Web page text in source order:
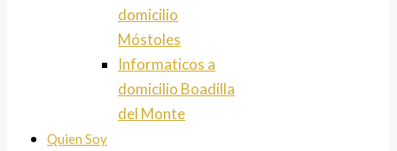
domicilio
Móstoles
Informaticos a
domicilio Boadilla
del Monte
Quien Soy